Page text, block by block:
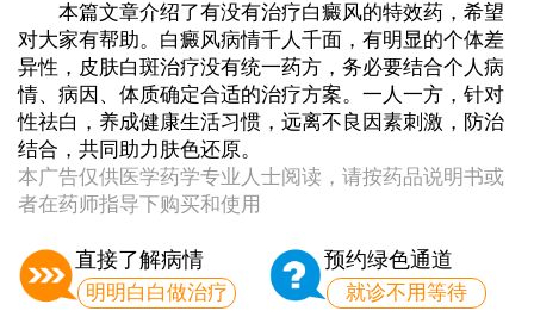
本篇文章介绍了有没有治疗白癜风的特效药，希望
对大家有帮助。白癜风病情千人千面，有明显的个体差
异性，皮肤白斑治疗没有统一药方，务必要结合个人病
情、病因、体质确定合适的治疗方案。一人一方，针对
性祛白，养成健康生活习惯，远离不良因素刺激，防治
结合，共同助力肤色还原。
本广告仅供医学药学专业人士阅读，请按药品说明书或
者在药师指导下购买和使用
直接了解病情
明明白白做治疗
预约绿色通道
就诊不用等待